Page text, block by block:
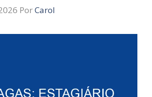
PorCarol